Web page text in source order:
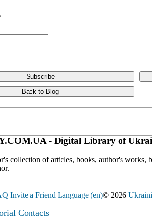
Subscribe
Back to Blog
- Digital Library of
collection of articles, books, author's
Invite a Friend Language (en)© 2026
Contacts